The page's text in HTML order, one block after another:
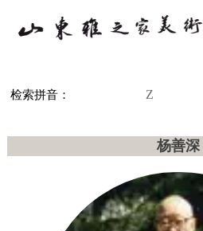
检索拼音： Z
杨善深